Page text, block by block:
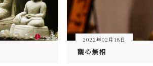
2022年02月18日
觀心無相